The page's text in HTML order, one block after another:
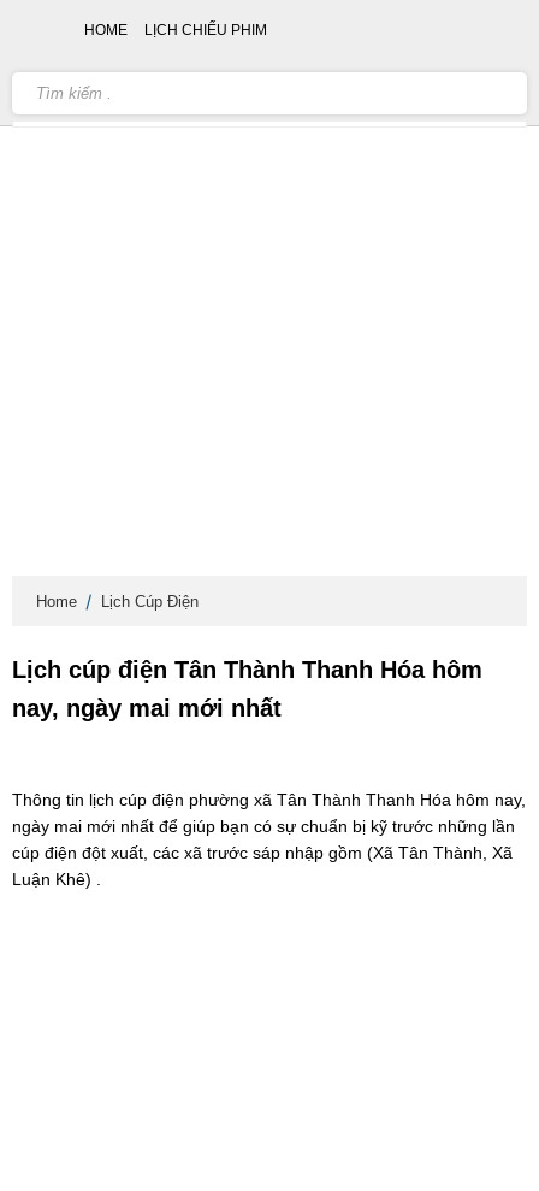
Home Lịch Cúp Điện
Lịch cúp điện Tân Thành Thanh Hóa hôm
nay, ngày mai mới nhất
Thông tin lịch cúp điện phường xã Tân Thành Thanh Hóa hôm nay,
ngày mai mới nhất để giúp bạn có sự chuẩn bị kỹ trước những lần
cúp điện đột xuất, các xã trước sáp nhập gồm (Xã Tân Thành, Xã
Luận Khê) .
HOME LỊCH CHIẾU PHIM